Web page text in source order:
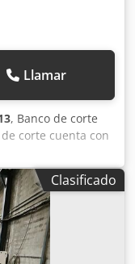
Llamar
, Banco de corte
corte cuenta con
cortar materiales
en 2001, fue
Número de
Corte hasta
Clasificado